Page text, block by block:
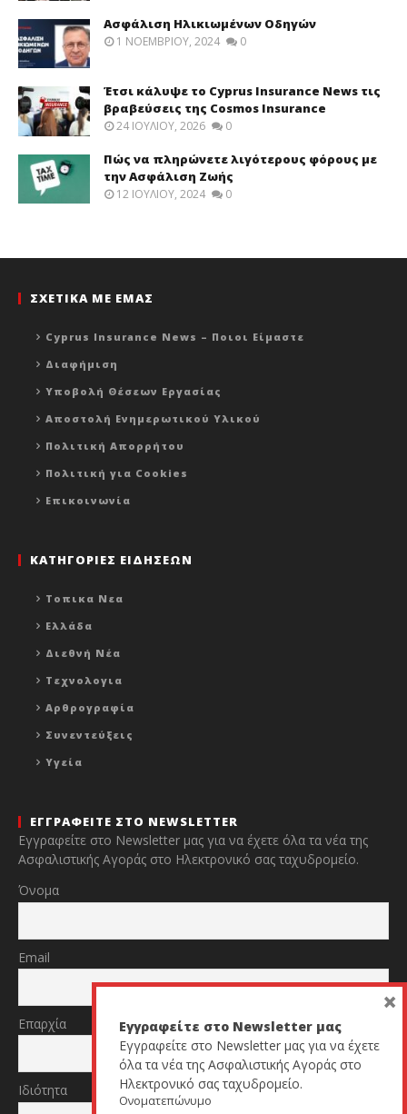
Ασφάλιση Ηλικιωμένων Οδηγών
1 ΝΟΕΜΒΡΊΟΥ, 2024 0
Έτσι κάλυψε το Cyprus Insurance News τις
βραβεύσεις της Cosmos Insurance
24 ΙΟΥΛΊΟΥ, 2026 0
Πώς να πληρώνετε λιγότερους φόρους με
την Ασφάλιση Ζωής
12 ΙΟΥΛΊΟΥ, 2024 0
ΣΧΕΤΙΚΑ ΜΕ ΕΜΑΣ
Cyprus Insurance News – Ποιοι Είμαστε
Διαφήμιση
Υποβολή Θέσεων Εργασίας
Αποστολή Ενημερωτικού Υλικού
Πολιτική Απορρήτου
Πολιτική για Cookies
Επικοινωνία
ΚΑΤΗΓΟΡΙΕΣ ΕΙΔΗΣΕΩΝ
Τοπικα Νεα
Ελλάδα
Διεθνή Νέα
Τεχνολογια
Αρθρογραφία
Συνεντεύξεις
Υγεία
ΕΓΓΡΑΦΕΙΤΕ ΣΤΟ NEWSLETTER
Εγγραφείτε στο Newsletter μας για να έχετε όλα τα νέα της
Ασφαλιστικής Αγοράς στο Ηλεκτρονικό σας ταχυδρομείο.
Όνομα
Email
Επαρχία
Ιδιότητα
Εγγραφείτε στο Newsletter μας
Εγγραφείτε στο Newsletter μας για να έχετε
όλα τα νέα της Ασφαλιστικής Αγοράς στο
Ηλεκτρονικό σας ταχυδρομείο.
Ονοματεπώνυμο
×